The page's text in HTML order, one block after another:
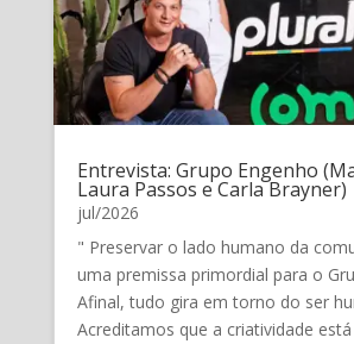
Entrevista: Grupo Engenho
Laura Passos e Carla Brayner)
jul/2026
" Preservar o lado humano da
uma premissa primordial para o
Afinal, tudo gira em torno do ser
Acreditamos que a criatividade está